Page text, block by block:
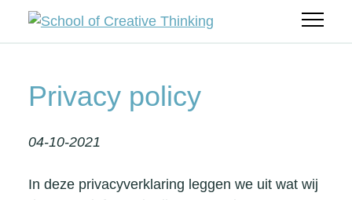
Privacy policy
04-10-2021
In deze privacyverklaring leggen we uit wat wij
Cookie voorkeuren
Wij verzamelen alleen anonieme gegevens,
tenzij je toestemming geeft voor meer. Kies
in ons privacybeleid.
Functioneel